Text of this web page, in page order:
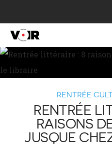
RENTRÉE
RENTRÉE
RAISONS
JUSQUE